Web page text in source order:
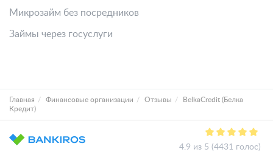
Микрозайм без посредников
Займы через госуслуги
Главная Финансовые организации Отзывы
BelkaCredit (Белка
Кредит)
4.9 из 5 (4431 голос)